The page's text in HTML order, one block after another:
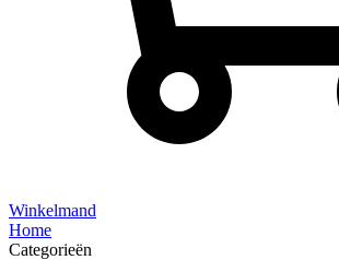
Winkelmand
Home
Categorieën